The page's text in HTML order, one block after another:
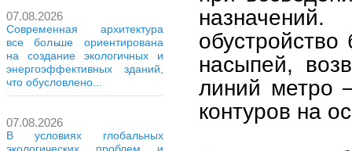
07.08.2026
Современная архитектура
все больше ориентирована
на создание экологичных и
энергоэффективных зданий,
что обусловлено...
07.08.2026
В условиях глобальных
насыпей,
линий метро
контуров на